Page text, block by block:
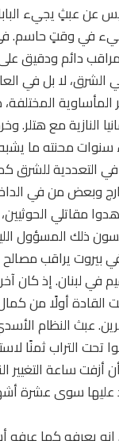
عن عبثٍ يجيء
يجيء في وقتٍ
دائم ودقيق
الشرق، لا بل في
المأساوية
النازية مع
سنوات محنته ما
التعددية للشرق
وبعض من في
مقاتلي
ذلك المسؤول
بيروت يراقب مصالح
في لبنان. إذ كان
القادة أولًا من
عبث النظام
تحت التراب ثمنًا
أزفت ساعة
عليها سوى عشرة
إنه يعرفه كما